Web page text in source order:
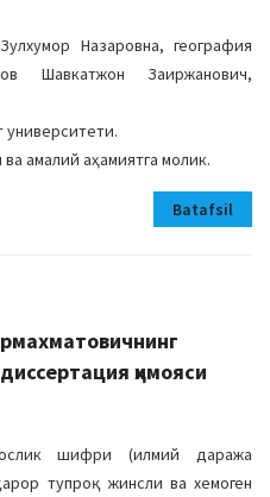
Назаровна, география
Шавкатжон Заиржанович,
университети.
амалий аҳамиятга молик.
Batafsil
ҳимояси
шифри (илмий даража
тупроқ жинсли ва хемоген